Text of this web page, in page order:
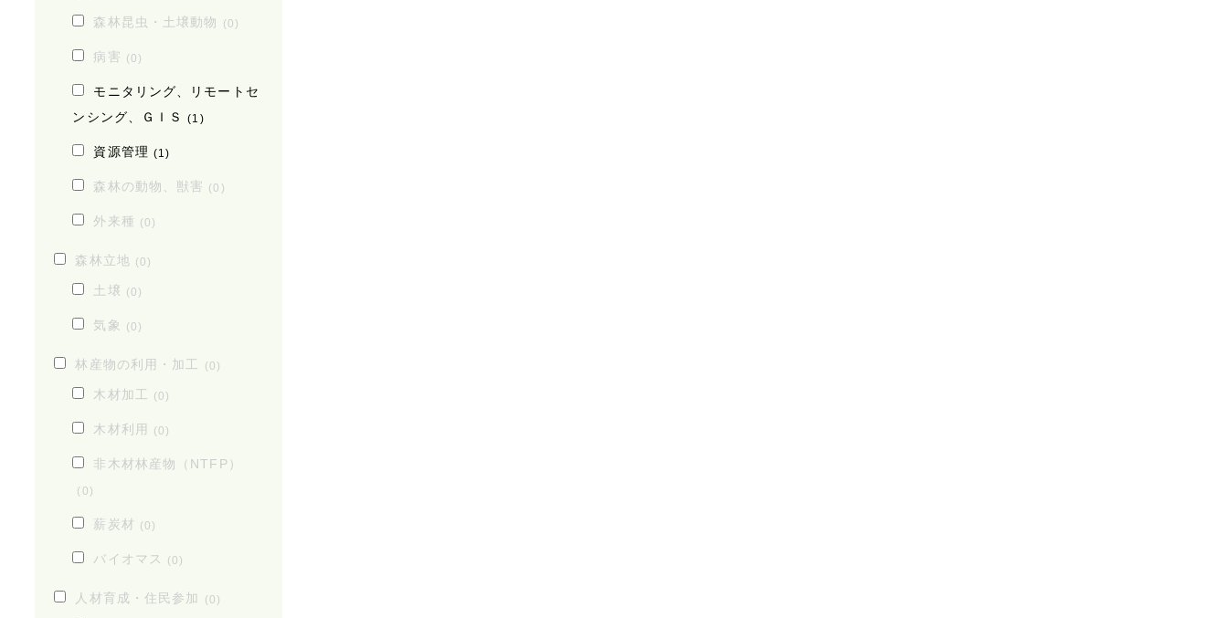
森林昆虫・土壌動物 (0)
病害 (0)
モニタリング、リモートセ
ンシング、ＧＩＳ
(1)
資源管理 (1)
森林の動物、獣害 (0)
外来種 (0)
森林立地 (0)
土壌 (0)
気象 (0)
林産物の利用・加工 (0)
木材加工 (0)
木材利用 (0)
非木材林産物（NTFP）
(0)
薪炭材 (0)
バイオマス (0)
人材育成・住民参加 (0)